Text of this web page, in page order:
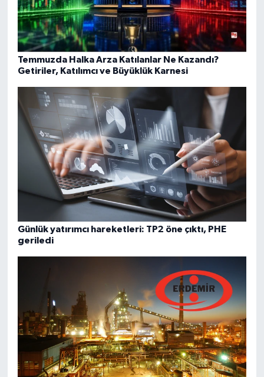
Temmuzda Halka Arza Katılanlar Ne Kazandı?
Getiriler, Katılımcı ve Büyüklük Karnesi
Günlük yatırımcı hareketleri: TP2 öne çıktı, PHE
geriledi